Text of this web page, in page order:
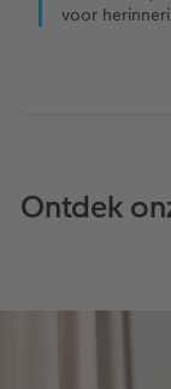
voor
Ontdek